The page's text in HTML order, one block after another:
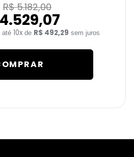
R$ 5.182,00
10xde R$ 492,29 sem juros